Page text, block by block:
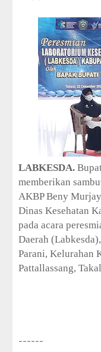
LABKESDA.
memberikan
AKBP Beny
Dinas Kesehatan
pada acara
Daerah
Parani, Kelurahan
Pattallassang,
------